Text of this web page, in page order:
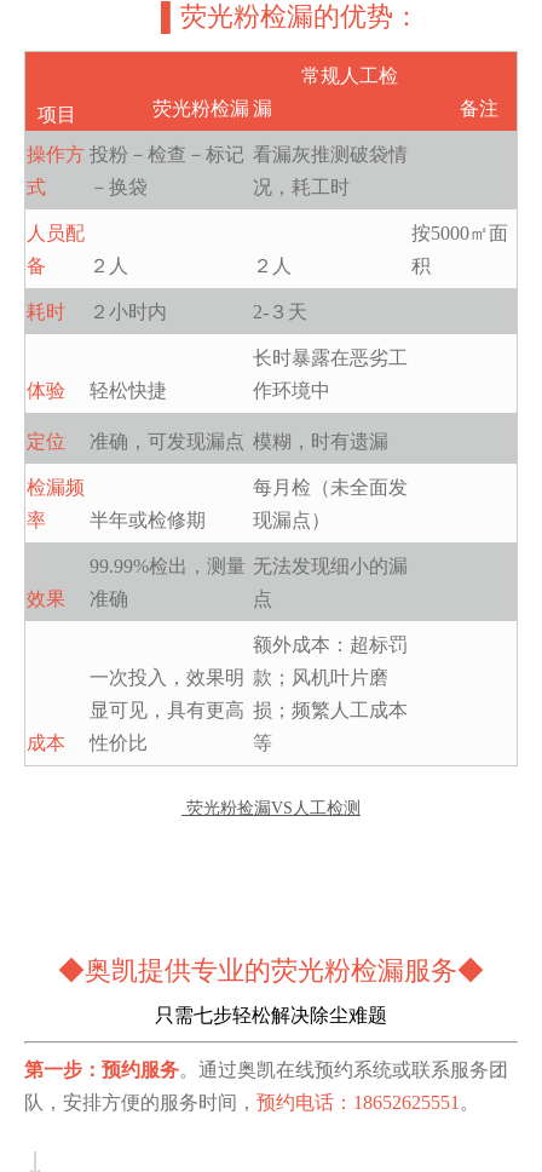
▌荧光粉检漏的优势：
项目 荧光粉检漏
常规人工检
漏
备注
操作方
式
投粉－检查－标记
－换袋
看漏灰推测破袋情
况，耗工时
人员配
备
２人 ２人
按5000㎡面
积
耗时 ２小时内 2-３天
体验 轻松快捷
长时暴露在恶劣工
作环境中
定位 准确，可发现漏点 模糊，时有遗漏
检漏频
率
半年或检修期
每月检（未全面发
现漏点）
效果
99.99%检出，测量
准确
无法发现细小的漏
点
成本
一次投入，效果明
显可见，具有更高
性价比
额外成本：超标罚
款；风机叶片磨
损；频繁人工成本
等
荧光粉捡漏VS人工检测
◆奥凯提供专业的荧光粉检漏服务◆
只需七步轻松解决除尘难题
第一步：预约服务。通过奥凯在线预约系统或联系服务团
队，安排方便的服务时间， 预约电话：18652625551 。
↓